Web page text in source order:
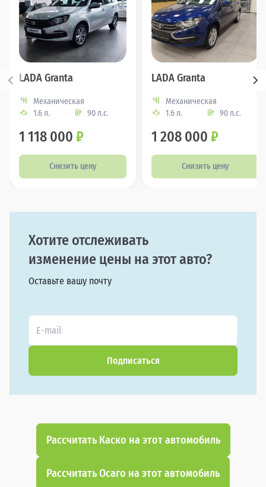
LADA Granta
Механическая
1.6 л.
90 л.с.
1 118 000 ₽
Снизить цену
LADA Granta
Механическая
1.6 л.
90 л.с.
1 208 000 ₽
Снизить цену
Хотите отслеживать
изменение цены на этот авто?
Оставьте вашу почту
Подписаться
Рассчитать Каско на этот автомобиль
Рассчитать Осаго на этот автомобиль